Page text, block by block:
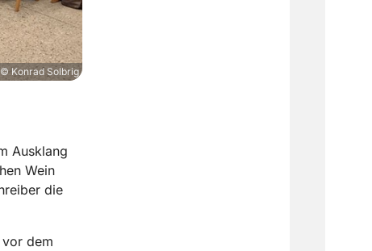
© Konrad Solbrig
Ausklang
Wein
die
dem